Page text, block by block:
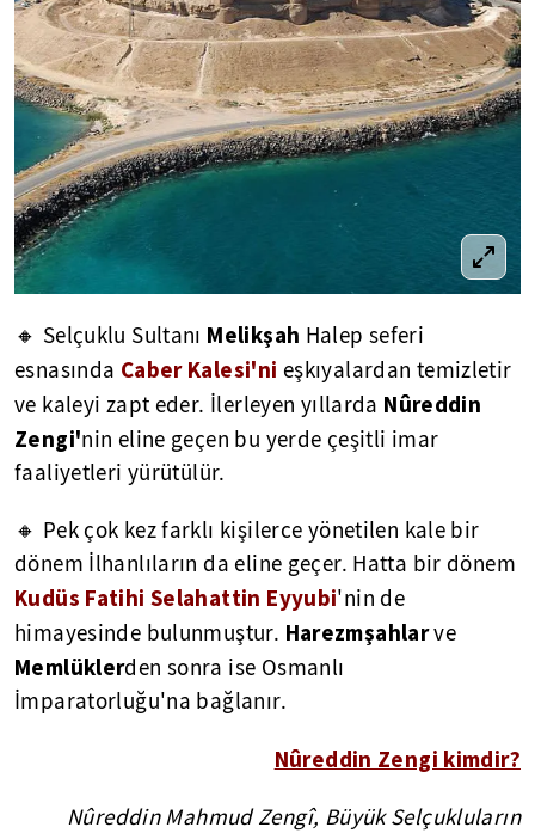
🔸 Selçuklu Sultanı Melikşah Halep seferi
esnasında Caber Kalesi'ni eşkıyalardan temizletir
ve kaleyi zapt eder. İlerleyen yıllarda Nûreddin
Zengi'nin eline geçen bu yerde çeşitli imar
faaliyetleri yürütülür.
🔸 Pek çok kez farklı kişilerce yönetilen kale bir
dönem İlhanlıların da eline geçer. Hatta bir dönem
Kudüs Fatihi Selahattin Eyyubi'nin de
himayesinde bulunmuştur. Harezmşahlarve
Memlüklerden sonra ise Osmanlı
İmparatorluğu'na bağlanır.
Nûreddin Zengi kimdir?
Nûreddin Mahmud Zengî, Büyük Selçukluların